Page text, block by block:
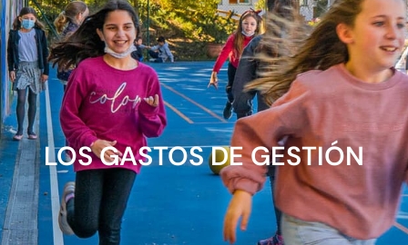
LOS GASTOS DE GESTIÓN